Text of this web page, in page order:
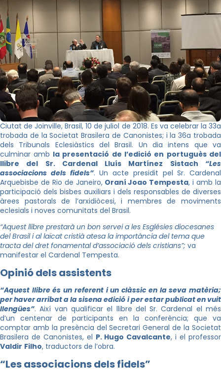
Ciutat deJoinville, Brasil, 10 de juliol de 2018. Es va celebrar la 33a
trobada de la Societat Brasilera de Canonistes; i la 36a trobada
dels Tribunals Eclesiàstics del Brasil. Un dia intens que va
culminar amb la presentació de l’edició en portuguès del
llibre del Sr. Cardenal Lluís Martínez Sistach
“Les
associacions dels fidels”. Un acte presidit pel Sr. Cardenal
Arquebisbe de Rio de Janeiro, Oraní Joao Tempesta, i amb la
participació dels bisbes auxiliars i dels responsables de diverses
àrees pastorals de l’arxidiòcesi, i membres de moviments
eclesials i noves comunitats del Brasil.
“Aquest llibre prestarà un bon servei a les Esglésies diocesanes
del Brasil i al laïcat cristià atesa la importància del tema que
tracta del dret fonamental d’associació dels cristians”; va
manifestar el Cardenal Tempesta.
Opinió dels assistents
“Aquest llibre és un referent i un clàssic en la seva matèria;
per haver arribat a la sisena edició i per estar publicat en vuit
llengües”. Així van qualificar el llibre del Sr. Cardenal el més
d’un centenar de participants en la conferència; que va
comptar amb la presència del Secretari General de la Societat
Brasilera de Canonistes, el P. Hugo Cavalcante, i el professor
Valdir Filho, traductors de l’obra.
“Les associacions dels fidels”